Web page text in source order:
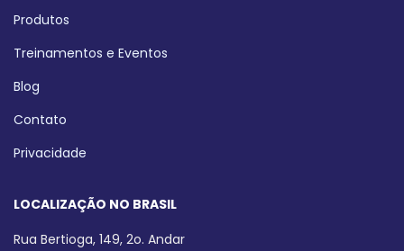
Produtos
Treinamentos e Eventos
Blog
Contato
Privacidade
LOCALIZAÇÃO NO BRASIL
Rua Bertioga, 149, 2o. Andar